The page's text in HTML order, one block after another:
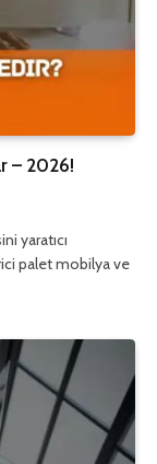
– 2026!
yaratıcı
palet mobilya ve